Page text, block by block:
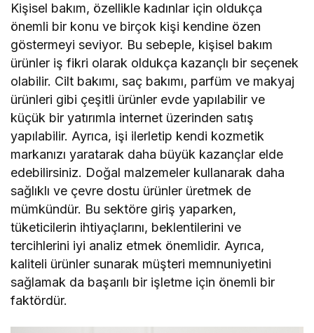
Kişisel bakım, özellikle kadınlar için oldukça
önemli bir konu ve birçok kişi kendine özen
göstermeyi seviyor. Bu sebeple, kişisel bakım
ürünler iş fikri olarak oldukça kazançlı bir seçenek
olabilir. Cilt bakımı, saç bakımı, parfüm ve makyaj
ürünleri gibi çeşitli ürünler evde yapılabilir ve
küçük bir yatırımla internet üzerinden satış
yapılabilir. Ayrıca, işi ilerletip kendi kozmetik
markanızı yaratarak daha büyük kazançlar elde
edebilirsiniz. Doğal malzemeler kullanarak daha
sağlıklı ve çevre dostu ürünler üretmek de
mümkündür. Bu sektöre giriş yaparken,
tüketicilerin ihtiyaçlarını, beklentilerini ve
tercihlerini iyi analiz etmek önemlidir. Ayrıca,
kaliteli ürünler sunarak müşteri memnuniyetini
sağlamak da başarılı bir işletme için önemli bir
faktördür.